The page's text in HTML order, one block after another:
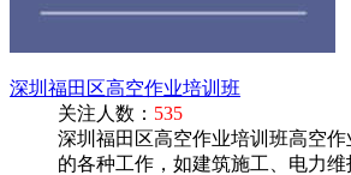
深圳福田区高空作业培训班
关注人数： 535
深圳福田区高空作业培训班高空
的各种工作，如建筑施工、电力